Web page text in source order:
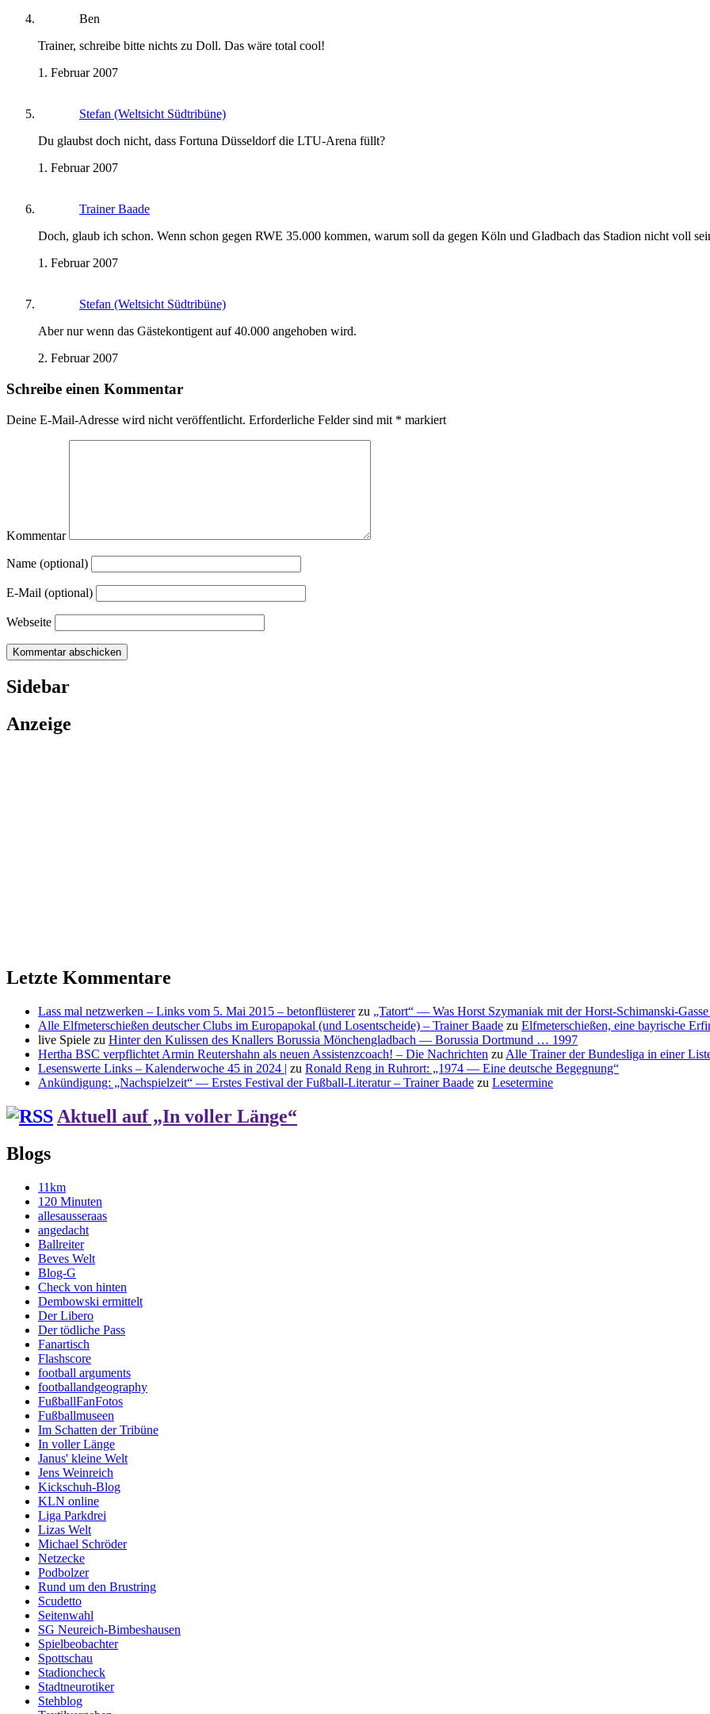
Ben
Trainer, schreibe bitte nichts zu Doll. Das wäre total cool!
1. Februar 2007
Stefan (Weltsicht Südtribüne)
Du glaubst doch nicht, dass Fortuna Düsseldorf die LTU-Arena füllt?
1. Februar 2007
Trainer Baade
Doch, glaub ich schon. Wenn schon gegen RWE 35.000 kommen, warum soll da gegen Köln und Gladbach das Stadion nicht voll
1. Februar 2007
Stefan (Weltsicht Südtribüne)
Aber nur wenn das Gästekontigent auf 40.000 angehoben wird.
2. Februar 2007
Schreibe einen Kommentar
Deine E-Mail-Adresse wird nicht veröffentlicht. Erforderliche Felder sind mit * markiert
Kommentar
Name (optional)
E-Mail (optional)
Webseite
Sidebar
Anzeige
Letzte Kommentare
Lass mal netzwerken – Links vom 5. Mai 2015 – betonflüstererzu „Tatort“ — Was Horst Szymaniak mit der Horst-Schimanski-
Alle Elfmeterschießen deutscher Clubs im Europapokal (und Losentscheide) – Trainer Baade zu Elfmeterschießen, eine bayrische
live Spiele zu Hinter den Kulissen des Knallers Borussia Mönchengladbach — Borussia Dortmund … 1997
Hertha BSC verpflichtet Armin Reutershahn als neuen Assistenzcoach! – Die Nachrichten zu Alle Trainer der Bundesliga in einer
Lesenswerte Links – Kalenderwoche 45 in 2024 | zu Ronald Reng in Ruhrort: „1974 — Eine deutsche Begegnung“
Ankündigung: „Nachspielzeit“ — Erstes Festival der Fußball-Literatur – Trainer Baade zu Lesetermine
Aktuell auf „In voller Länge“
Blogs
11km
120 Minuten
allesausseraas
angedacht
Ballreiter
Beves Welt
Blog-G
Check von hinten
Dembowski ermittelt
Der Libero
Der tödliche Pass
Fanartisch
Flashscore
football arguments
footballandgeography
FußballFanFotos
Fußballmuseen
Im Schatten der Tribüne
In voller Länge
Janus' kleine Welt
Jens Weinreich
Kickschuh-Blog
KLN online
Liga Parkdrei
Lizas Welt
Michael Schröder
Netzecke
Podbolzer
Rund um den Brustring
Scudetto
Seitenwahl
SG Neureich-Bimbeshausen
Spielbeobachter
Spottschau
Stadioncheck
Stadtneurotiker
Stehblog